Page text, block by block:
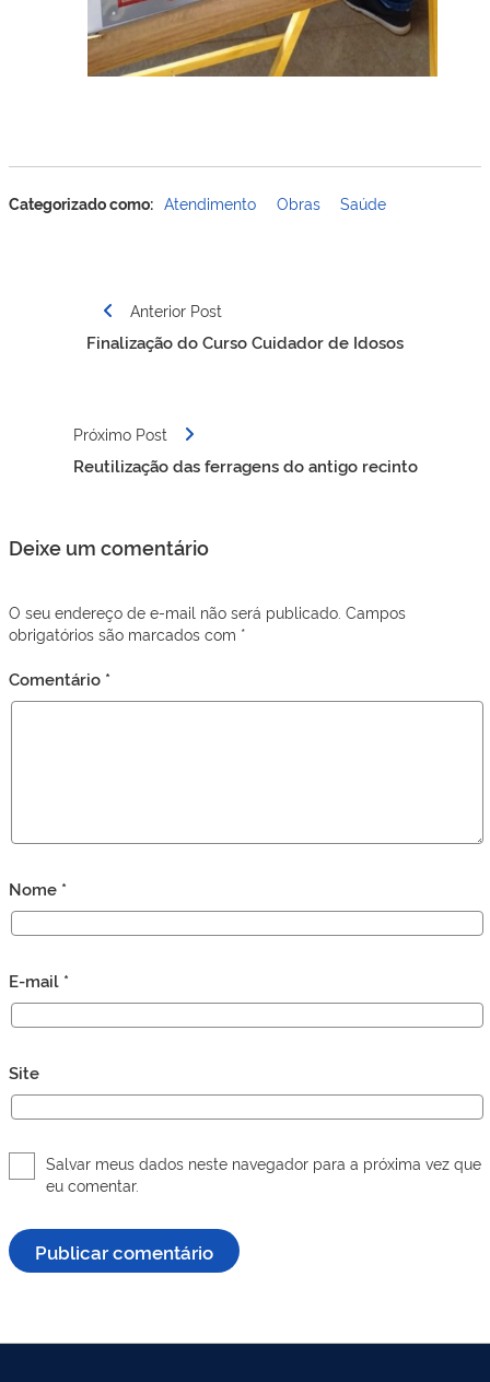
Categorizado como: Atendimento Obras Saúde
NavegaçãoAnterior Post
Finalização do Curso Cuidador de Idosos
Próximo Post
Reutilização das ferragens do antigo recinto
Deixe um comentário
O seu endereço de e-mail não será publicado. Campos
obrigatórios são marcados com *
Comentário *
Nome *
E-mail *
Site
Salvar meus dados neste navegador para a próxima vez que
eu comentar.